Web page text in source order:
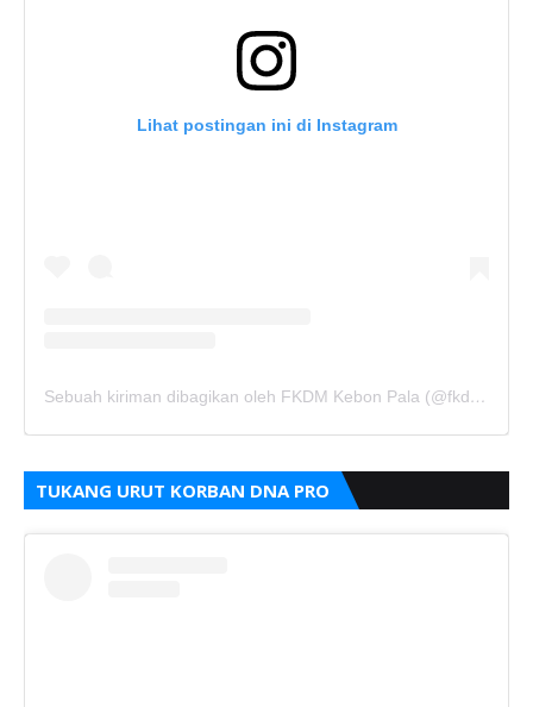
Lihat postingan ini di Instagram
Sebuah kiriman dibagikan oleh FKDM Kebon Pala (@fkdm_kebonpala)
TUKANG URUT KORBAN DNA PRO